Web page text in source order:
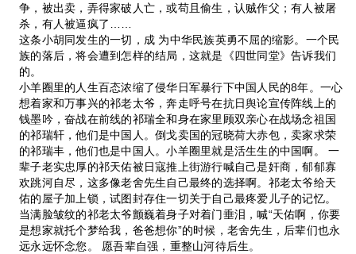
争，被出卖，弄得家破人亡，或苟且偷生，认贼作父；有人被屠
杀，有人被逼疯了……
这条小胡同发生的一切，成 为中华民族英勇不屈的缩影。一个民
族的落后，将会遭到怎样的结局，这就是《四世同堂》告诉我们
的。
小羊圈里的人生百态浓缩了侵华日军暴行下中国人民的8年。一心
想着家和万事兴的祁老太爷，奔走呼号在抗日舆论宣传阵线上的
钱墨吟，奋战在前线的祁瑞全和身在家里顾双亲心在战场念祖国
的祁瑞轩，他们是中国人。倒戈卖国的冠晓荷大赤包，卖家求荣
的祁瑞丰，他们也是中国人。小羊圈里就是活生生的中国啊。 一
辈子老实忠厚的祁天佑被日寇推上街游行喊自己是奸商，郁郁寡
欢跳河自尽，这多像老舍先生自己最终的选择啊。祁老太爷给天
佑的屋子加上锁，试图封存住一切关于自己最疼爱儿子的记忆。
当满脸皱纹的祁老太爷颤巍着身子对着门垂泪，喊“天佑啊，你要
是想家就托个梦给我，爸爸想你”的时候，老舍先生，后辈们也永
远永远怀念您。 愿吾辈自强，重整山河待后生。